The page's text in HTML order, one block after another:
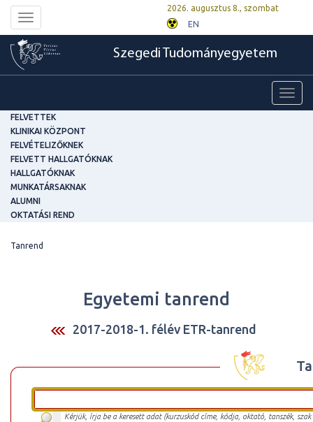
Toggle
navigation
2026. augusztus 8., szombat
EN
Szegedi Tudományegyetem
FELVETTEK
KLINIKAI KÖZPONT
FELVÉTELIZŐKNEK
FELVETT HALLGATÓKNAK
HALLGATÓKNAK
MUNKATÁRSAKNAK
ALUMNI
OKTATÁSI REND
Tanrend
Egyetemi tanrend
2017-2018-1. félév ETR-tanrend
Kérjük, írja be a keresett adat (kurzuskód címe, kódja, oktató, tanszék,